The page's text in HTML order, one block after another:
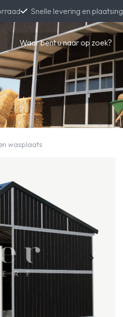
Snelle levering en plaatsing
wasplaats